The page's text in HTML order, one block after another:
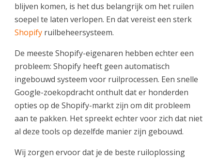
blijven komen, is het dus belangrijk om het ruilen
soepel te laten verlopen. En dat vereist een sterk
Shopify ruilbeheersysteem.
De meeste Shopify-eigenaren hebben echter een
probleem: Shopify heeft geen automatisch
ingebouwd systeem voor ruilprocessen. Een snelle
Google-zoekopdracht onthult dat er honderden
opties op de Shopify-markt zijn om dit probleem
aan te pakken. Het spreekt echter voor zich dat niet
al deze tools op dezelfde manier zijn gebouwd.
Wij zorgen ervoor dat je de beste ruiloplossing